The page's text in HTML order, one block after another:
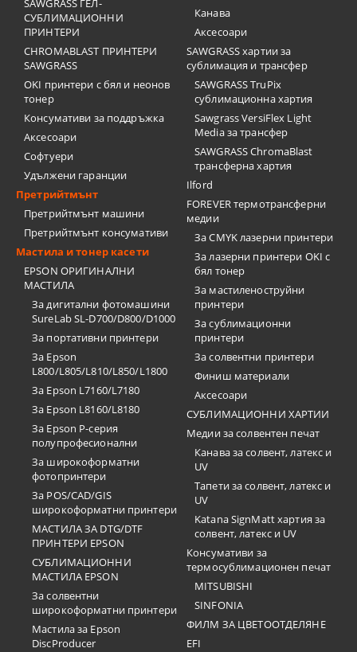
SAWGRASS ГЕЛ-
СУБЛИМАЦИОННИ
ПРИНТЕРИ
CHROMABLAST ПРИНТЕРИ
SAWGRASS
OKI принтери с бял и неонов
тонер
Консумативи за поддръжка
Аксесоари
Софтуери
Удължени гаранции
Претрийтмънт
Претрийтмънт машини
Претрийтмънт консумативи
Мастила и тонер касети
EPSON ОРИГИНАЛНИ
МАСТИЛА
За дигитални фотомашини
SureLab SL-D700/D800/D1000
За портативни принтери
За Epson
L800/L805/L810/L850/L1800
За Epson L7160/L7180
За Epson L8160/L8180
За Epson P-серия
полупрофесионални
За широкоформатни
фотопринтери
За POS/CAD/GIS
широкоформатни принтери
МАСТИЛА ЗА DTG/DTF
ПРИНТЕРИ EPSON
СУБЛИМАЦИОННИ
МАСТИЛА EPSON
За солвентни
широкоформатни принтери
Мастила за Epson
DiscProducer
Канава
Аксесоари
SAWGRASS хартии за
сублимация и трансфер
SAWGRASS TruPix
сублимационна хартия
Sawgrass VersiFlex Light
Media за трансфер
SAWGRASS ChromaBlast
трансферна хартия
Ilford
FOREVER термотрансферни
медии
За CMYK лазерни принтери
За лазерни принтери OKI с
бял тонер
За мастиленоструйни
принтери
За сублимационни
принтери
За солвентни принтери
Финиш материали
Аксесоари
СУБЛИМАЦИОННИ ХАРТИИ
Медии за солвентен печат
Канава за солвент, латекс и
UV
Тапети за солвент, латекс и
UV
Katana SignMatt хартия за
солвент, латекс и UV
Консумативи за
термосублимационен печат
MITSUBISHI
SINFONIA
ФИЛМ ЗА ЦВЕТООТДЕЛЯНЕ
EFI